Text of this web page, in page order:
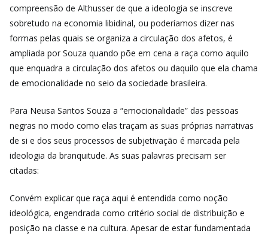
compreensão de Althusser de que a ideologia se inscreve
sobretudo na economia libidinal, ou poderíamos dizer nas
formas pelas quais se organiza a circulação dos afetos, é
ampliada por Souza quando põe em cena a raça como aquilo
que enquadra a circulação dos afetos ou daquilo que ela chama
de emocionalidade no seio da sociedade brasileira.
Para Neusa Santos Souza a “emocionalidade” das pessoas
negras no modo como elas traçam as suas próprias narrativas
de si e dos seus processos de subjetivação é marcada pela
ideologia da branquitude. As suas palavras precisam ser
citadas:
Convém explicar que raça aqui é entendida como noção
ideológica, engendrada como critério social de distribuição e
posição na classe e na cultura. Apesar de estar fundamentada